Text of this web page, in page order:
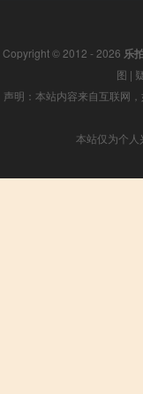
Copyright © 2012 - 2026 乐
图 |
声明：本站内容来自互联网
本站仅为个人